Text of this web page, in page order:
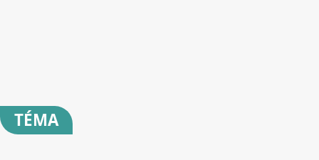
TÉMA